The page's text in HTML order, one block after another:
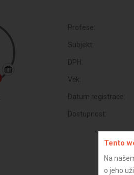
Profese:
Subjekt:
DPH:
Věk:
Datum registrace:
Dostupnost:
Tento
Na
o jeho